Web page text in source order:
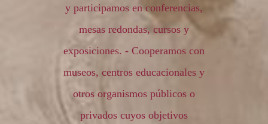
y participamos en conferencias,
mesas redondas, cursos y
exposiciones. - Cooperamos con
museos, centros educacionales y
otros organismos públicos o
privados cuyos objetivos